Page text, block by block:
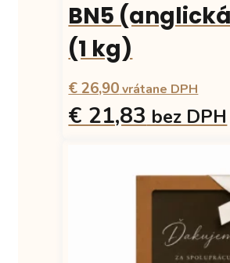
BN5
(1 kg)
€ 26,90vrátane DPH
€ 21,83 bez DPH